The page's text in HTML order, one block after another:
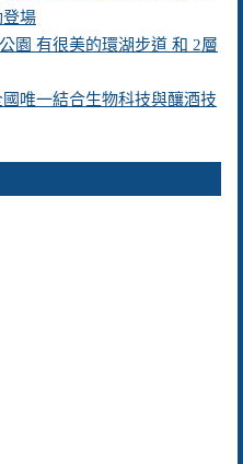
登場
園 有很美的環湖步道 和 2層
國唯一結合生物科技與釀酒技